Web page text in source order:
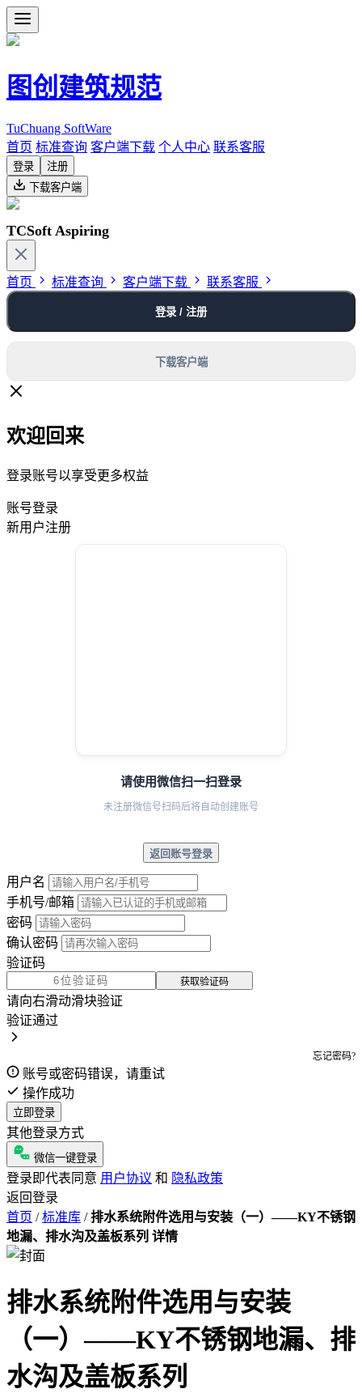
图创建筑规范
TuChuang SoftWare
首页 标准查询 客户端下载 个人中心 联系客服
登录
注册
下载客户端
TCSoft Aspiring
首页 标准查询 客户端下载 联系客服
登录 / 注册
下载客户端
欢迎回来
登录账号以享受更多权益
账号登录
新用户注册
请使用微信扫一扫登录
未注册微信号扫码后将自动创建账号
返回账号登录
用户名
手机号/邮箱
密码
确认密码
验证码
获取验证码
请向右滑动滑块验证
验证通过
忘记密码?
账号或密码错误，请重试
操作成功
立即登录
其他登录方式
微信一键登录
登录即代表同意 用户协议 和 隐私政策
返回登录
首页 / 标准库 / 排水系统附件选用与安装（一）——KY不锈钢
地漏、排水沟及盖板系列 详情
排水系统附件选用与安装
（一）——KY不锈钢地漏、排
水沟及盖板系列